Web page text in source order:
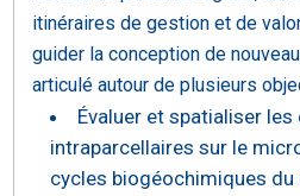
itinéraires de gestion et de
guider la conception de
articulé autour de plusieurs
Évaluer et spatialiser
intraparcellaires sur le
cycles biogéochimiques du